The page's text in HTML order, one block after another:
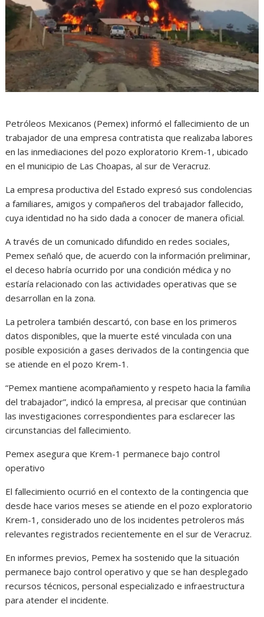
Petróleos Mexicanos (Pemex) informó el fallecimiento de un
trabajador de una empresa contratista que realizaba labores
en las inmediaciones del pozo exploratorio Krem-1, ubicado
en el municipio de Las Choapas, al sur de Veracruz.
La empresa productiva del Estado expresó sus condolencias
a familiares, amigos y compañeros del trabajador fallecido,
cuya identidad no ha sido dada a conocer de manera oficial.
A través de un comunicado difundido en redes sociales,
Pemex señaló que, de acuerdo con la información preliminar,
el deceso habría ocurrido por una condición médica y no
estaría relacionado con las actividades operativas que se
desarrollan en la zona.
La petrolera también descartó, con base en los primeros
datos disponibles, que la muerte esté vinculada con una
posible exposición a gases derivados de la contingencia que
se atiende en el pozo Krem-1.
“Pemex mantiene acompañamiento y respeto hacia la familia
del trabajador”, indicó la empresa, al precisar que continúan
las investigaciones correspondientes para esclarecer las
circunstancias del fallecimiento.
Pemex asegura que Krem-1 permanece bajo control
operativo
El fallecimiento ocurrió en el contexto de la contingencia que
desde hace varios meses se atiende en el pozo exploratorio
Krem-1, considerado uno de los incidentes petroleros más
relevantes registrados recientemente en el sur de Veracruz.
En informes previos, Pemex ha sostenido que la situación
permanece bajo control operativo y que se han desplegado
recursos técnicos, personal especializado e infraestructura
para atender el incidente.